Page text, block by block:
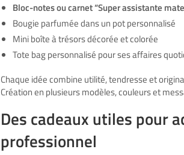
Bloc-notes ou carnet “Super assistante
Bougie parfumée dans un pot personnalisé
Mini boîte à trésors décorée et colorée
Tote bag personnalisé pour ses affaires
Chaque idée combine utilité, tendresse et
Création en plusieurs modèles, couleurs et
Des cadeaux utiles pour
professionnel